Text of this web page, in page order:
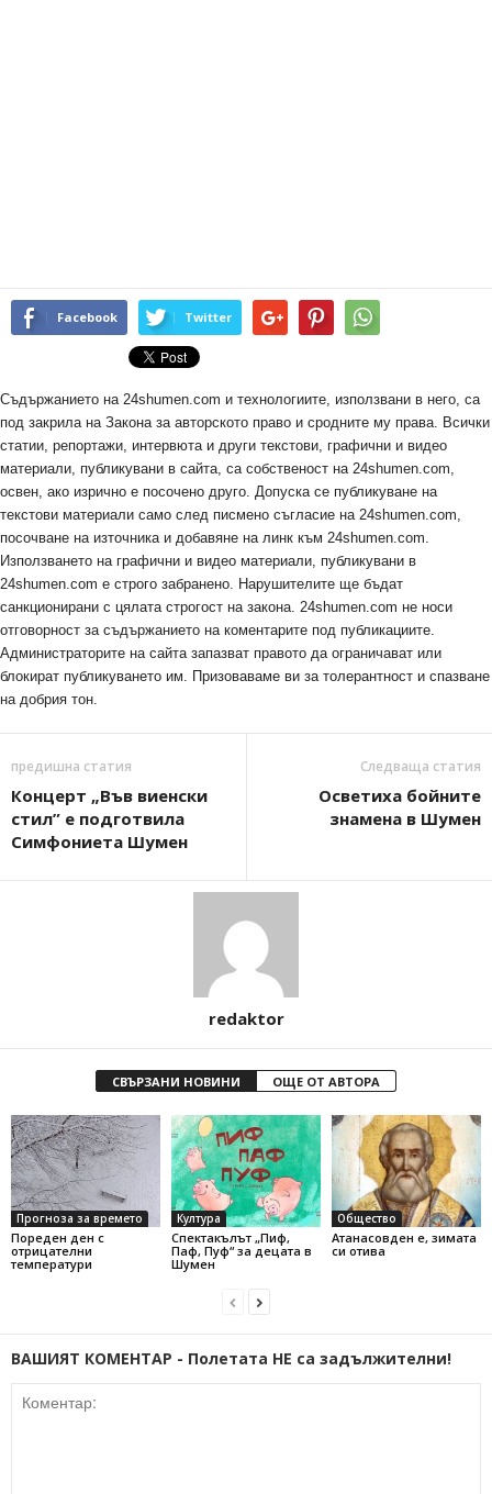
Facebook Twitter
Съдържанието на 24shumen.com и технологиите, използвани в него, са
под закрила на Закона за авторското право и сродните му права. Всички
статии, репортажи, интервюта и други текстови, графични и видео
материали, публикувани в сайта, са собственост на 24shumen.com,
освен, ако изрично е посочено друго. Допуска се публикуване на
текстови материали само след писмено съгласие на 24shumen.com,
посочване на източника и добавяне на линк към 24shumen.com.
Използването на графични и видео материали, публикувани в
24shumen.com е строго забранено. Нарушителите ще бъдат
санкционирани с цялата строгост на закона. 24shumen.com не носи
отговорност за съдържанието на коментарите под публикациите.
Администраторите на сайта запазват правото да ограничават или
блокират публикуването им. Призоваваме ви за толерантност и спазване
на добрия тон.
предишна статия
Концерт „Във виенски
стил” е подготвила
Симфониета Шумен
Следваща статия
Осветиха бойните
знамена в Шумен
redaktor
СВЪРЗАНИ НОВИНИ ОЩЕ ОТ АВТОРА
Прогноза за времето
Пореден ден с
отрицателни
температури
Култура
Спектакълът „Пиф,
Паф, Пуф“ за децата в
Шумен
Общество
Атанасовден е, зимата
си отива
ВАШИЯТ КОМЕНТАР - Полетата НЕ са задължителни!